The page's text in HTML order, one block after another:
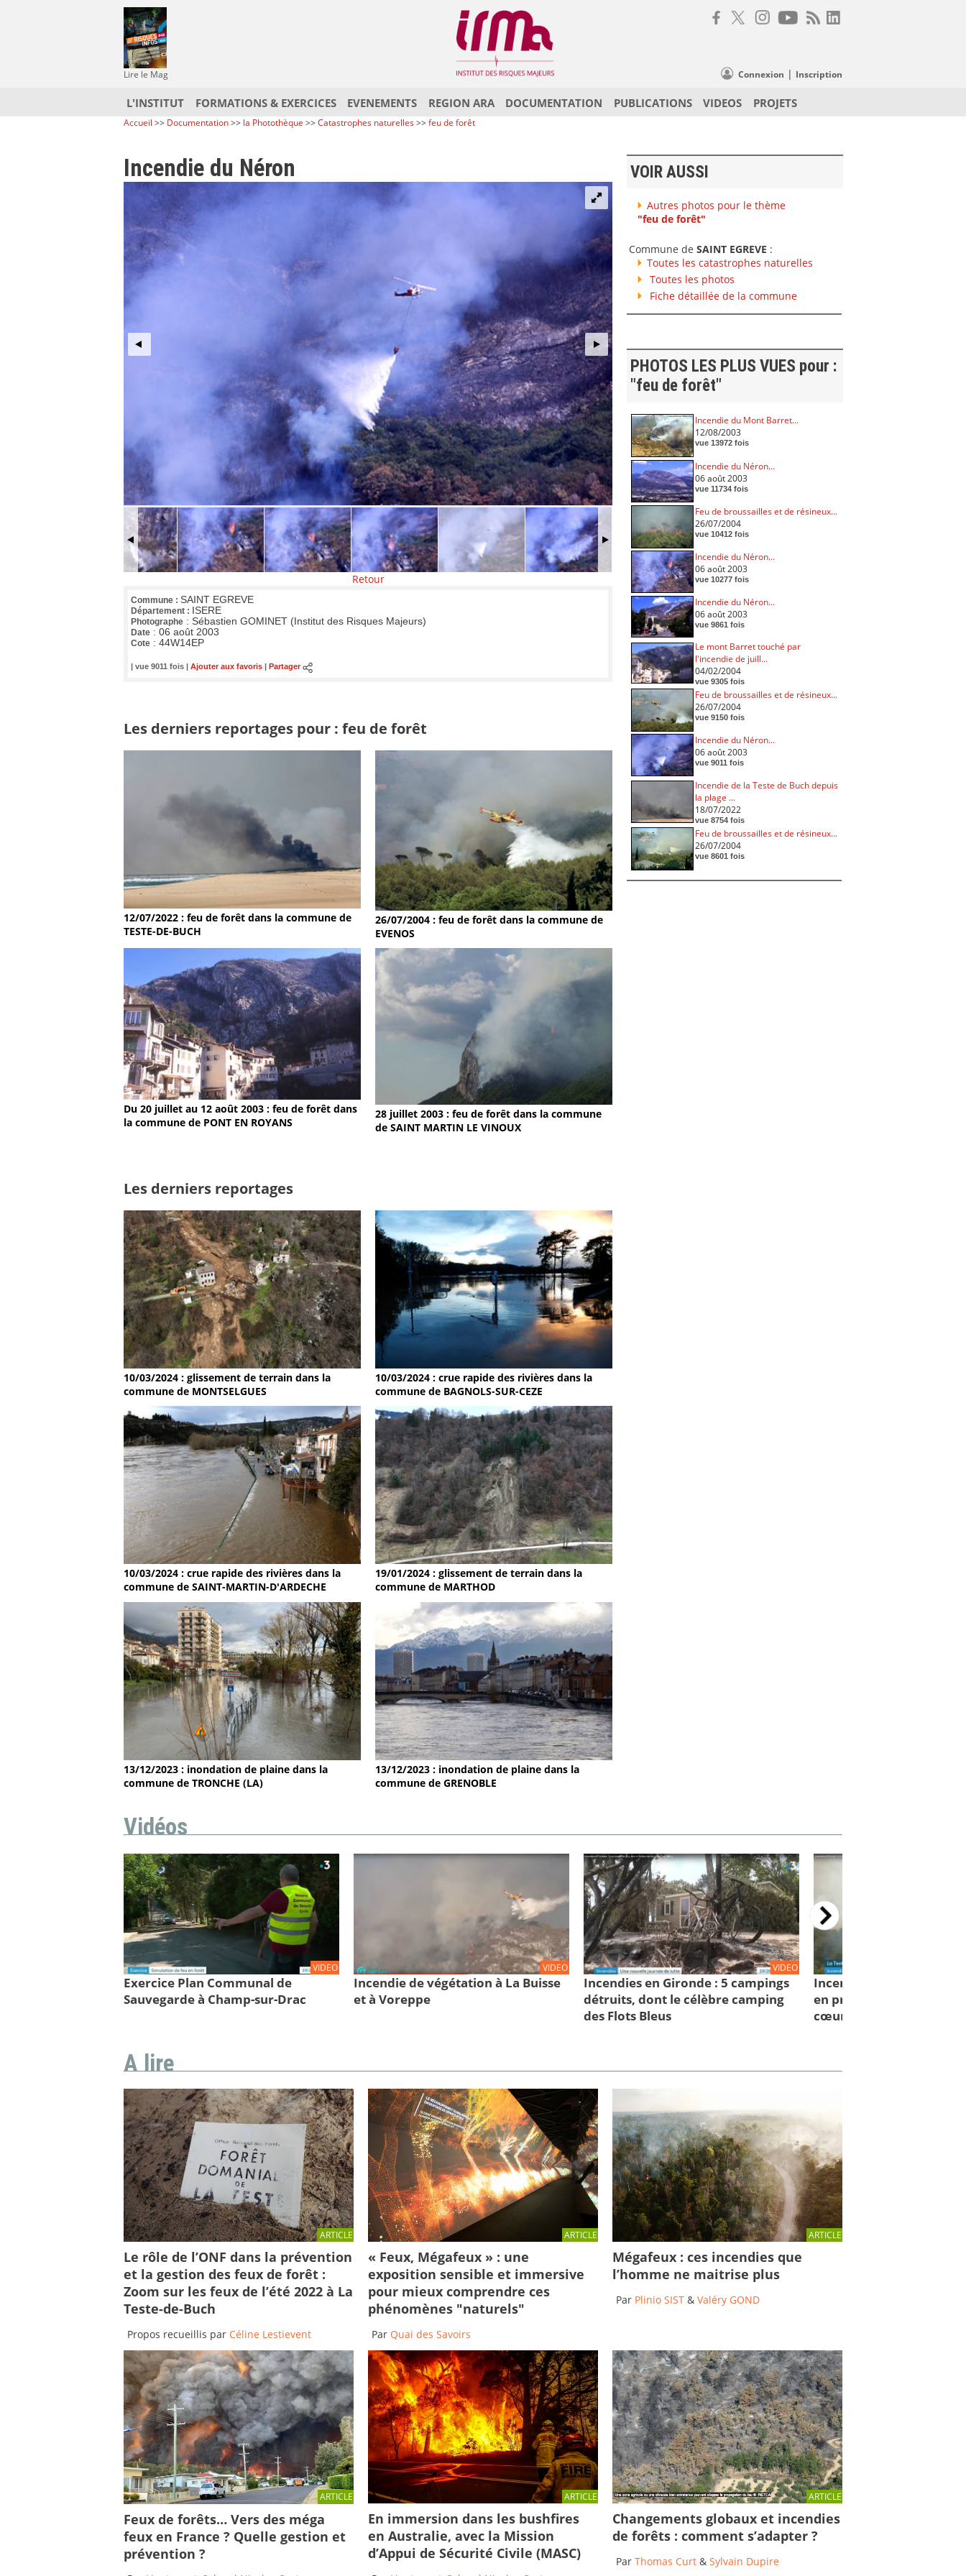
Lire le Mag Connexion | Inscription
L'INSTITUT FORMATIONS & EXERCICES EVENEMENTS REGION ARA DOCUMENTATION PUBLICATIONS VIDEOS PROJETS
Accueil >> Documentation>> la Photothèque >>Catastrophes naturelles>>feu de forêt
Incendie du Néron
Retour
Commune : SAINT EGREVE
Département : ISERE
Photographe : Sébastien GOMINET (Institut des Risques Majeurs)
Date : 06 août 2003
Cote : 44W14EP
| vue 9011 fois | Ajouter aux favoris Partager
Les derniers reportages pour : feu de forêt
12/07/2022 : feu de forêt dans la commune de
TESTE-DE-BUCH
26/07/2004 : feu de forêt dans la commune de
EVENOS
Du 20 juillet au 12 août 2003 : feu de forêt dans
la commune de PONT EN ROYANS
28 juillet 2003 : feu de forêt dans la commune
de SAINT MARTIN LE VINOUX
Les derniers reportages
10/03/2024 : glissement de terrain dans la
commune de MONTSELGUES
10/03/2024 : crue rapide des rivières dans la
commune de BAGNOLS-SUR-CEZE
10/03/2024 : crue rapide des rivières dans la
commune de SAINT-MARTIN-D'ARDECHE
19/01/2024 : glissement de terrain dans la
commune de MARTHOD
13/12/2023 : inondation de plaine dans la
commune de TRONCHE (LA)
13/12/2023 : inondation de plaine dans la
commune de GRENOBLE
VOIR AUSSI
Autres photos pour le thème
"feu de forêt"
Commune de SAINT EGREVE :
Toutes les catastrophes naturelles
Toutes les photos
Fiche détaillée de la commune
PHOTOS LES PLUS VUES pour :
"feu de forêt"
Incendie du Mont Barret...
12/08/2003
vue 13972 fois
Incendie du Néron...
06 août 2003
vue 11734 fois
Feu de broussailles et de résineux...
26/07/2004
vue 10412 fois
Incendie du Néron...
06 août 2003
vue 10277 fois
Incendie du Néron...
06 août 2003
vue 9861 fois
Le mont Barret touché par
l'incendie de juill...
04/02/2004
vue 9305 fois
Feu de broussailles et de résineux...
26/07/2004
vue 9150 fois
Incendie du Néron...
06 août 2003
vue 9011 fois
Incendie de la Teste de Buch depuis
la plage ...
18/07/2022
vue 8754 fois
Feu de broussailles et de résineux...
26/07/2004
vue 8601 fois
Vidéos
VIDEO
Exercice Plan Communal de
Sauvegarde à Champ-sur-Drac
VIDEO
Incendie de végétation à La Buisse
et à Voreppe
VIDEO
Incendies en Gironde : 5 campings
détruits, dont le célèbre camping
des Flots Bleus
Incendie en Gironde : le
en première ligne pour
cœur du brasier
A lire
ARTICLE
Le rôle de l’ONF dans la prévention
et la gestion des feux de forêt :
Zoom sur les feux de l’été 2022 à La
Teste-de-Buch
Propos recueillis par Céline Lestievent
ARTICLE
« Feux, Mégafeux » : une
exposition sensible et immersive
pour mieux comprendre ces
phénomènes "naturels"
Par Quai des Savoirs
ARTICLE
Mégafeux : ces incendies que
l’homme ne maitrise plus
Par Plinio SIST & Valéry GOND
ARTICLE
Feux de forêts… Vers des méga
feux en France ? Quelle gestion et
prévention ?
ARTICLE
En immersion dans les bushfires
en Australie, avec la Mission
d’Appui de Sécurité Civile (MASC)
ARTICLE
Changements globaux et incendies
de forêts : comment s’adapter ?
Par Thomas Curt & Sylvain Dupire